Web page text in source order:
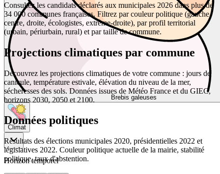
Brebis galeuses
Climat
Horizon temporel
Consultez les candidats déclarés aux municipales 2026 dans plus de
34 000 communes françaises. Filtrez par couleur politique (gauche,
centre, droite, écologistes, extrême-droite), par profil territorial
(urbain, périurbain, rural) et par taille de commune.
Projections climatiques par commune
Découvrez les projections climatiques de votre commune : jours de
canicule, température estivale, élévation du niveau de la mer,
sécheresses des sols. Données issues de Météo France et du GIEC,
horizons 2030, 2050 et 2100.
Données politiques
Résultats des élections municipales 2020, présidentielles 2022 et
législatives 2022. Couleur politique actuelle de la mairie, stabilité
politique, taux d'abstention.